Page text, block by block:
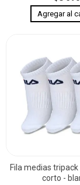
Fila medias
corto -